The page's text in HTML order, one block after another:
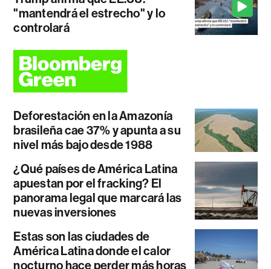
"mantendrá el estrecho" y lo
controlará
Deforestación en la Amazonía
brasileña cae 37% y apunta a su
nivel más bajo desde 1988
¿Qué países de América Latina
apuestan por el fracking? El
panorama legal que marcará las
nuevas inversiones
Estas son las ciudades de
América Latina donde el calor
nocturno hace perder más horas